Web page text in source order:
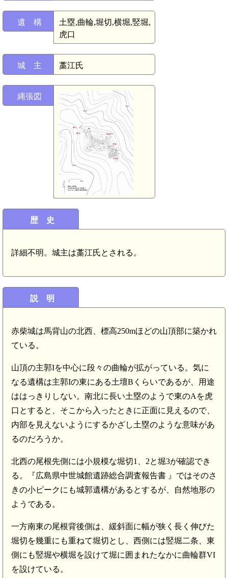
遺 構
土塁,曲輪,堀切,横堀,竪堀,
虎口
城 主 藁江氏
縄張図
歴 史
詳細不明。城主は藁江氏とされる。
説 明
赤柴城は馬背山の北西、標高250mほどの山頂部に築かれ
ている。
山頂の主郭Iを中心に段々の曲輪が拡がっている。気に
なる遺構は主郭Iの東にある土壇Bくらいであるが、用途
ははっきりしない。南北に長い土塁のようで東のAを虎
口とすると、そこから入ったときに正面に見えるので、
内部を見えないようにするかざし土塁のような意味があ
るのだろうか。
北西の尾根先側には小規模な堀切1、2と堀3が確認でき
る。『広島県中世城館遺跡総合調査報告書 』ではそのさ
きの小ピークにも城郭遺構があるとするが、自然地形の
ようである。
一方南東の尾根背後側は、緩斜面に幅が狭く長く伸びた
堀切を幾重にも重ねて堀切とし、西側には竪堀二条、東
側にも竪堀や横堀を設けて堀に囲まれたなかに曲輪群VI
を設けている。